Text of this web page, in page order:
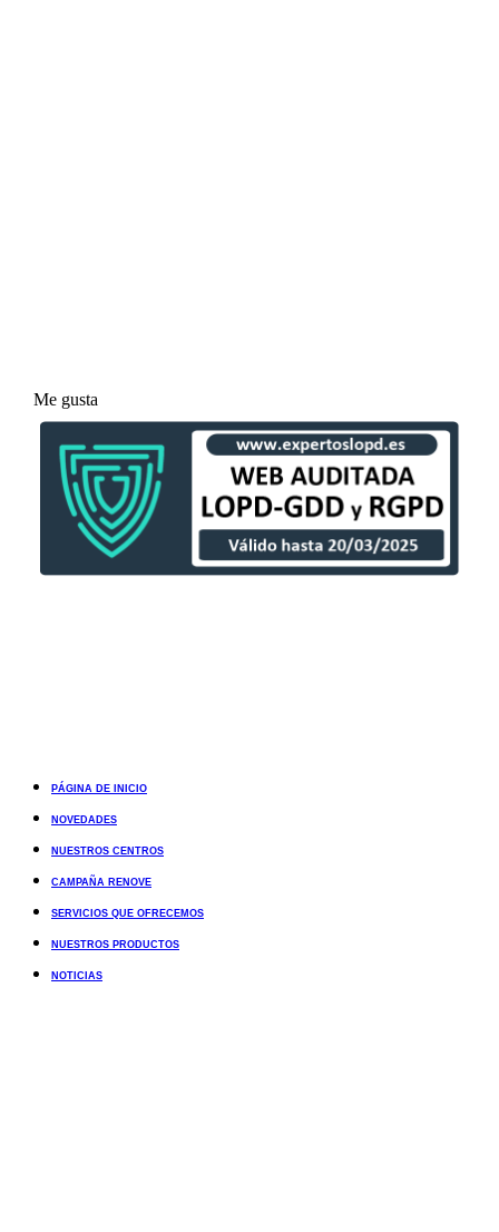
Me gusta
PÁGINA DE INICIO
NOVEDADES
NUESTROS CENTROS
CAMPAÑA RENOVE
SERVICIOS QUE OFRECEMOS
NUESTROS PRODUCTOS
NOTICIAS